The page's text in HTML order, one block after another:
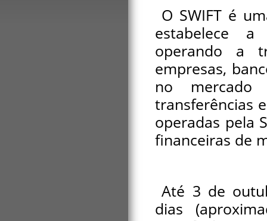
O SWIFT é
estabelece a
operando a
empresas,
no mercado
transferências
operadas pela
financeiras de
Até 3 de
dias